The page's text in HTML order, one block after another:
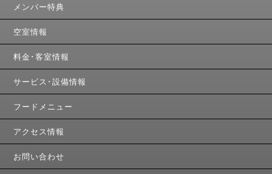
メンバー特典
空室情報
料金･客室情報
サービス･設備情報
フードメニュー
アクセス情報
お問い合わせ